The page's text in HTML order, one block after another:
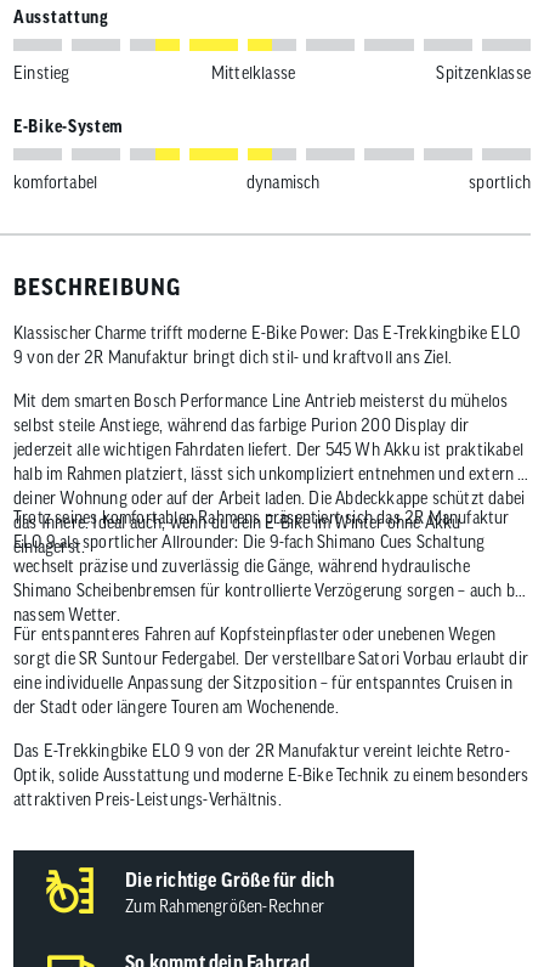
Ausstattung
Einstieg Mittelklasse Spitzenklasse
E-Bike-System
komfortabel dynamisch sportlich
BESCHREIBUNG
Klassischer Charme trifft moderne E-Bike Power: Das E-Trekkingbike ELO
9 von der 2R Manufaktur bringt dich stil- und kraftvoll ans Ziel.
Mit dem smarten Bosch Performance Line Antrieb meisterst du mühelos
selbst steile Anstiege, während das farbige Purion 200 Display dir
jederzeit alle wichtigen Fahrdaten liefert. Der 545 Wh Akku ist praktikabel
halb im Rahmen platziert, lässt sich unkompliziert entnehmen und extern in
deiner Wohnung oder auf der Arbeit laden. Die Abdeckkappe schützt dabei
das Innere. Ideal auch, wenn du dein E-Bike im Winter ohne Akku
einlagerst.
Trotz seines komfortablen Rahmens präsentiert sich das 2R Manufaktur
ELO 9 als sportlicher Allrounder: Die 9-fach Shimano Cues Schaltung
wechselt präzise und zuverlässig die Gänge, während hydraulische
Shimano Scheibenbremsen für kontrollierte Verzögerung sorgen – auch bei
nassem Wetter.
Für entspannteres Fahren auf Kopfsteinpflaster oder unebenen Wegen
sorgt die SR Suntour Federgabel. Der verstellbare Satori Vorbau erlaubt dir
eine individuelle Anpassung der Sitzposition – für entspanntes Cruisen in
der Stadt oder längere Touren am Wochenende.
Das E-Trekkingbike ELO 9 von der 2R Manufaktur vereint leichte Retro-
Optik, solide Ausstattung und moderne E-Bike Technik zu einem besonders
attraktiven Preis-Leistungs-Verhältnis.
Die richtige Größe für dich
Zum Rahmengrößen-Rechner
So kommt dein Fahrrad